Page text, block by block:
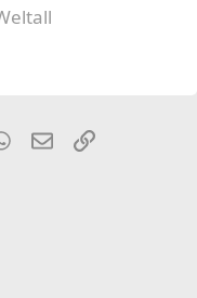
WhatsApp
EmailLink